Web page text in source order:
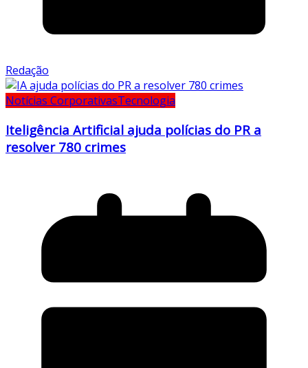
Redação
Notícias CorporativasTecnologia
Iteligência Artificial ajuda polícias do PR a
resolver 780 crimes